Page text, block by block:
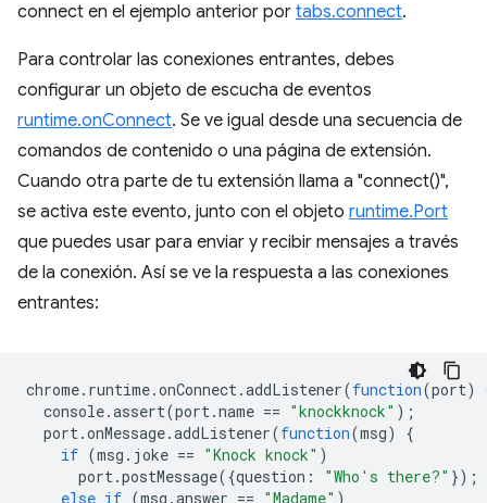
connect en el ejemplo anterior por tabs.connect.
Para controlar las conexiones entrantes, debes
configurar un objeto de escucha de eventos
runtime.onConnect. Se ve igual desde una secuencia de
comandos de contenido o una página de extensión.
Cuando otra parte de tu extensión llama a "connect()",
se activa este evento, junto con el objeto runtime.Port
que puedes usar para enviar y recibir mensajes a través
de la conexión. Así se ve la respuesta a las conexiones
entrantes:
chrome. runtime.onConnect.addListener(function(port)
console.assert(port.name == "knockknock" );
port.onMessage.addListener(function(msg)
{
if (msg . joke == "Knock knock" )
port.postMessage({question : "Who's there?" });
else if (msg .answer == "Madame" )